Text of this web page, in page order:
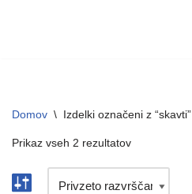
Domov \ Izdelki označeni z “skavti”
Prikaz vseh 2 rezultatov